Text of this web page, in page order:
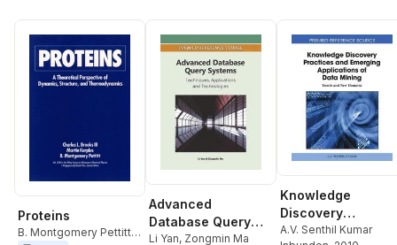
Proteins
B. Montgomery Pettitt,
Advanced
Database Query
Systems
Li Yan, Zongmin Ma
Knowledge
Discovery
Practices and
A.V. Senthil Kumar